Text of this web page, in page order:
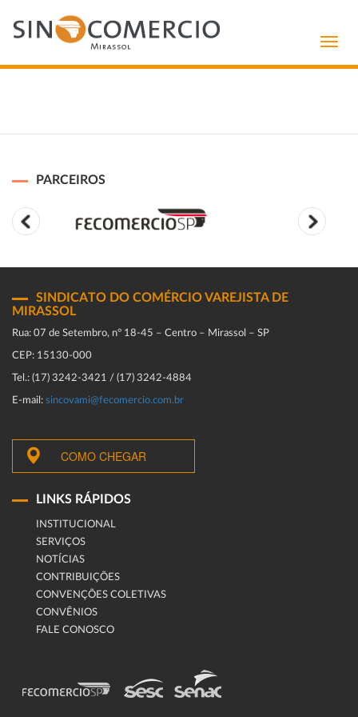
PARCEIROS
SINDICATO DO COMÉRCIO VAREJISTA DE
MIRASSOL
Rua: 07 de Setembro, n° 18-45 – Centro – Mirassol – SP
CEP: 15130-000
Tel.: (17) 3242-3421 / (17) 3242-4884
E-mail: sincovami@fecomercio.com.br
COMO CHEGAR
LINKS RÁPIDOS
INSTITUCIONAL
SERVIÇOS
NOTÍCIAS
CONTRIBUIÇÕES
CONVENÇÕES COLETIVAS
CONVÊNIOS
FALE CONOSCO